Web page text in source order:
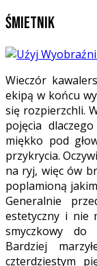
Śmietnik
Wieczór
ekipą w końcu
się rozpierzchli.
pojęcia
miękko pod
przykrycia.
na ryj, więc ów
poplamioną
Generalnie
estetyczny i nie
smyczkowy do
Bardziej
czterdziestym